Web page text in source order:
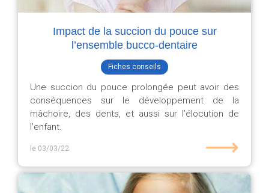
Impact de la succion du pouce sur
l’ensemble bucco-dentaire
Fiches conseils
Une succion du pouce prolongée peut avoir des
conséquences sur le développement de la
mâchoire, des dents, et aussi sur l’élocution de
l’enfant.
le 03/03/22 ⟶